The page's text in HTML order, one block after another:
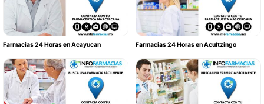
Farmacias 24 Horas en Acayucan Farmacias 24 Horas en Acultzingo